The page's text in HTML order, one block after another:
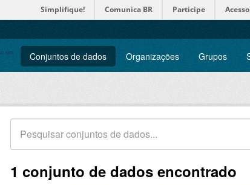
Simplifique! Comunica BR Participe
Conjuntos de dados Organizações Grupos
1 conjunto de dados encontrado